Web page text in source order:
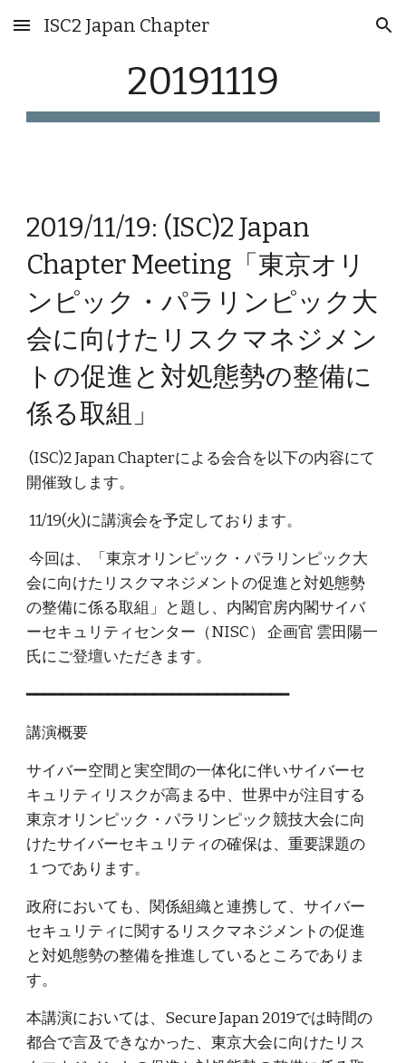
Skip to main content Skip to navigation
ISC2 Japan Chapter
20191119
2019/11/19: (ISC)2 Japan
Chapter Meeting「東京オリ
ンピック・パラリンピック大
会に向けたリスクマネジメン
トの促進と対処態勢の整備に
係る取組」
(ISC)2 Japan Chapterによる会合を以下の内容にて
開催致します。
11/19(火)に講演会を予定しております。
今回は、「東京オリンピック・パラリンピック大
会に向けたリスクマネジメントの促進と対処態勢
の整備に係る取組」と題し、内閣官房内閣サイバ
ーセキュリティセンター（NISC） 企画官 雲田陽一
氏にご登壇いただきます。
━━━━━━━━━━━━━━━━━━━━━━━━━━━━━
講演概要
サイバー空間と実空間の一体化に伴いサイバーセ
キュリティリスクが高まる中、世界中が注目する
東京オリンピック・パラリンピック競技大会に向
けたサイバーセキュリティの確保は、重要課題の
１つであります。
政府においても、関係組織と連携して、サイバー
セキュリティに関するリスクマネジメントの促進
と対処態勢の整備を推進しているところでありま
す。
本講演においては、Secure Japan 2019では時間の
都合で言及できなかった、東京大会に向けたリス